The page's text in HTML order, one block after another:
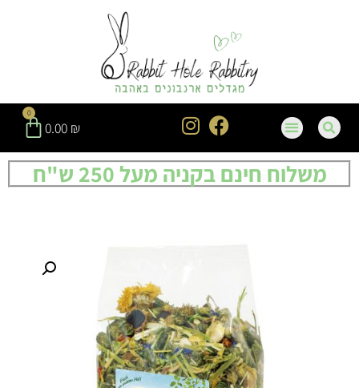
0.00 ₪
0
משלוח חינם בקניה מעל 250 ש"ח